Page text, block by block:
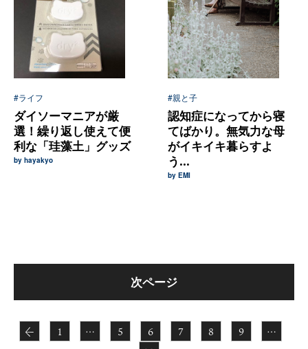
#ライフ
ダイソーマニアが厳
選！繰り返し使えて便
利な「珪藻土」グッズ
by hayakyo
#親と子
認知症になってから寝
てばかり。無気力な母
がイキイキ暮らすよ
う...
by EMI
次ページ
← 1 … 5 6 7 8 9
…